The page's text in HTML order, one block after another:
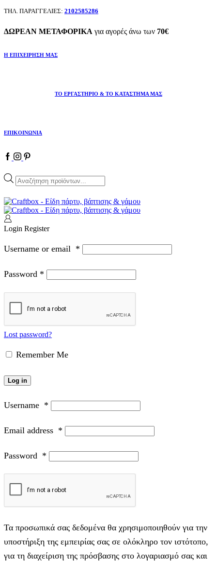
ΤΗΛ. ΠΑΡΑΓΓΕΛΙΕΣ: 2102585286
ΔΩΡΕΑΝ ΜΕΤΑΦΟΡΙΚΑ για αγορές άνω των 70€
Η ΕΠΙΧΕΙΡΗΣΗ ΜΑΣ
ΤΟ ΕΡΓΑΣΤΗΡΙΟ & ΤΟ ΚΑΤΑΣΤΗΜΑ ΜΑΣ
ΕΠΙΚΟΙΝΩΝΙΑ
Facebook
Instagram
Pinterest
Products
search
Login Register
Username or email *
Password *
Lost password?
Remember Me
Log in
Username *
Email address *
Password *
Τα προσωπικά σας δεδομένα θα χρησιμοποιηθούν για την
υποστήριξη της εμπειρίας σας σε ολόκληρο τον ιστότοπο,
για τη διαχείριση της πρόσβασης στο λογαριασμό σας και